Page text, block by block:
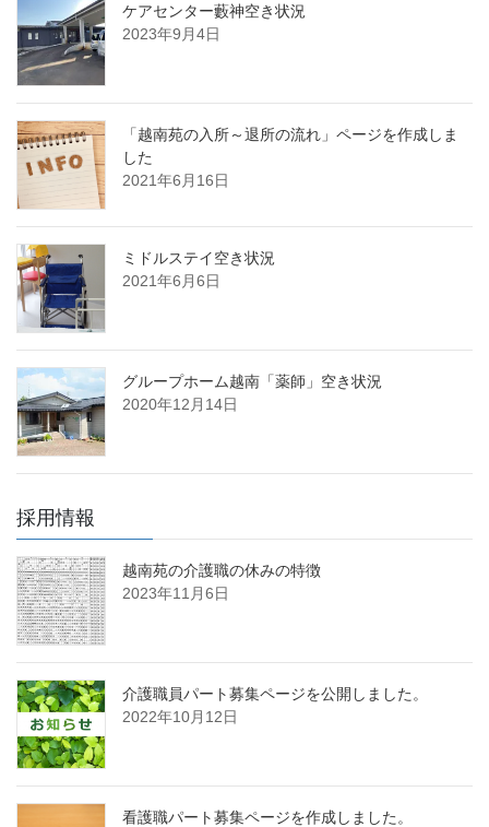
ケアセンター藪神空き状況
2023年9月4日
「越南苑の入所～退所の流れ」ページを作成しま
した
2021年6月16日
ミドルステイ空き状況
2021年6月6日
グループホーム越南「薬師」空き状況
2020年12月14日
採用情報
越南苑の介護職の休みの特徴
2023年11月6日
介護職員パート募集ページを公開しました。
2022年10月12日
看護職パート募集ページを作成しました。